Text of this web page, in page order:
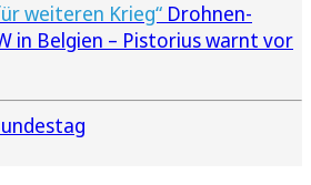
weiteren Krieg“ Drohnen-
in Belgien – Pistorius warnt vor